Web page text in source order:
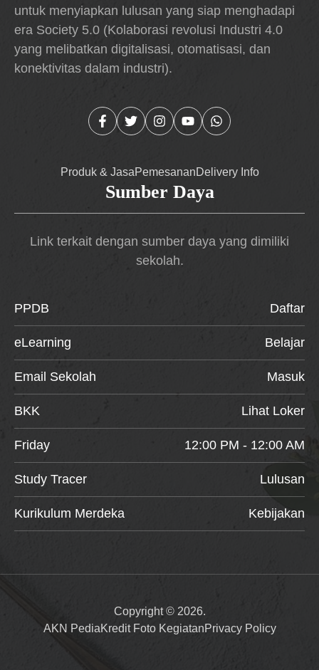
untuk menyiapkan lulusan yang siap menghadapi
era Society 5.0 (Kolaborasi revolusi Industri 4.0
yang melibatkan digitalisasi, otomatisasi, dan
konektivitas dalam industri).
Produk & JasaPemesananDelivery Info
Sumber Daya
Link terkait dengan sumber daya yang dimiliki
sekolah.
PPDB Daftar
eLearning Belajar
Email Sekolah Masuk
BKK Lihat Loker
Friday 12:00 PM - 12:00 AM
Study Tracer Lulusan
Kurikulum Merdeka Kebijakan
Copyright © 2026.
AKN PediaKredit Foto KegiatanPrivacy Policy